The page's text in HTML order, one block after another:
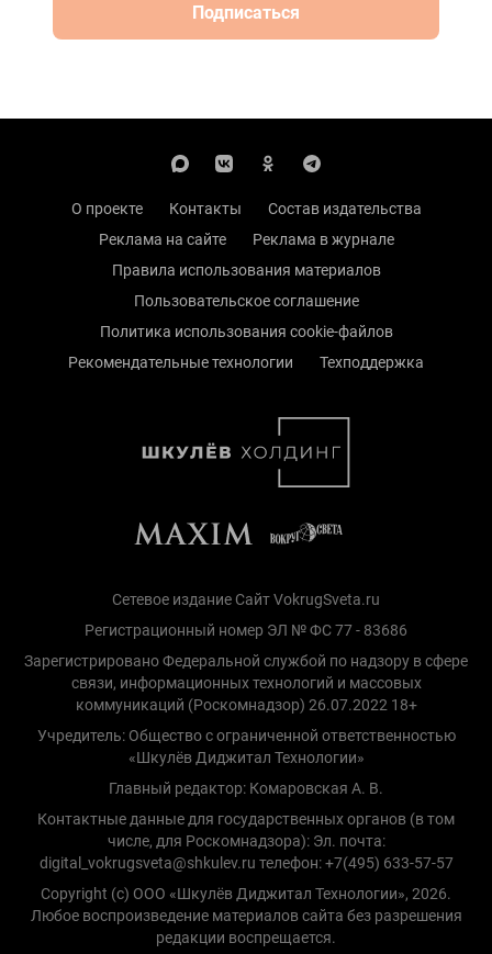
Подписаться
О проекте Контакты
Состав издательства
Реклама на сайте
Реклама в журнале
Правила использования материалов
Пользовательское соглашение
Политика использования cookie-файлов
Рекомендательные технологии
Техподдержка
Сетевое издание Сайт VokrugSveta.ru
Регистрационный номер ЭЛ № ФС 77 - 83686
Зарегистрировано Федеральной службой по надзору в сфере
связи, информационных технологий и массовых
коммуникаций (Роскомнадзор) 26.07.2022 18+
Учредитель: Общество с ограниченной ответственностью
«Шкулёв Диджитал Технологии»
Главный редактор: Комаровская А. В.
Контактные данные для государственных органов (в том
числе, для Роскомнадзора): Эл. почта:
digital_vokrugsveta@shkulev.ru телефон: +7(495) 633-57-57
Copyright (с) ООО «Шкулёв Диджитал Технологии», 2026.
Любое воспроизведение материалов сайта без разрешения
редакции воспрещается.